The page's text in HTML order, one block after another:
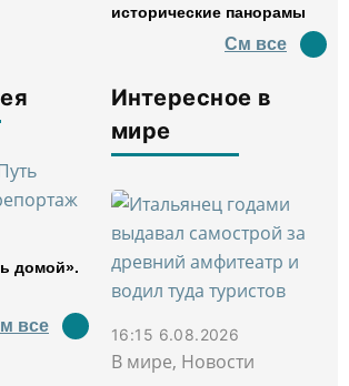
исторические панорамы
См все
домой».
все
Интересное в
мире
16:15 6.08.2026
В мире, Новости